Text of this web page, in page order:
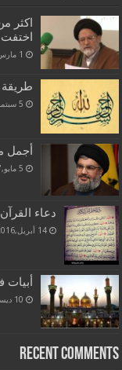
1 مارس,2018
5 سبتمبر,2017
أجمل
5 مايو,2017
دعاء القرآن
14 أبريل,2016
أبيات
10 ديسمبر,2017
Recent Comments